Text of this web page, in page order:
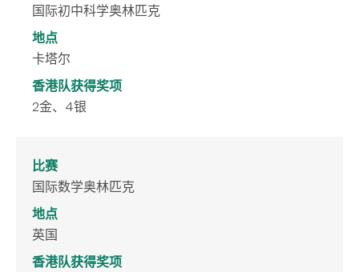
国际初中科学奥林匹克
地点
卡塔尔
香港队获得奖项
2金、4银
比赛
国际数学奥林匹克
地点
英国
香港队获得奖项